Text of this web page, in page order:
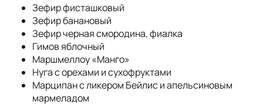
Зефир фисташковый
Зефир банановый
Зефир черная смородина, фиалка
Гимов яблочный
Маршмеллоу «Манго»
Нуга с орехами и сухофруктами
Марципан с ликером Бейлис и апельсиновым
мармеладом